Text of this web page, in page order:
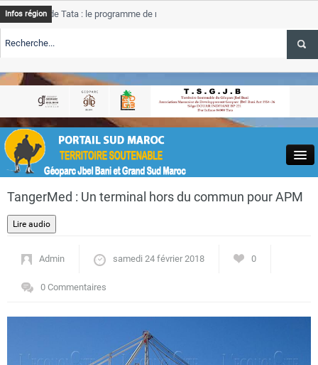
Close
Actualités
Infos région
de Tata : le programme de rehabilitation post-inondations
TSGJB Tourisme : l’ONMT renforce l’aerien a Dakhla et
Tata
TSGJB Tourisme au Maroc : Transavia renforce les vols Paris-
TangerMed : Un terminal hors du commun pour APM
Admin samedi 24 février 2018 0
0 Commentaires